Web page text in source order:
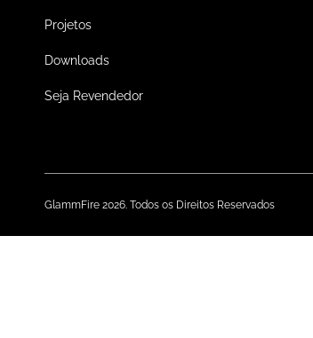
Projetos
Downloads
Seja Revendedor
GlammFire 2026. Todos os Direitos Reservados